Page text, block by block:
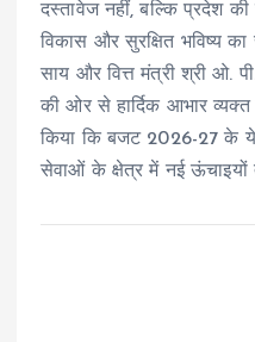
दस्तावेज नहीं, बल्कि प्रदेश
विकास और सुरक्षित भविष्य
साय और वित्त मंत्री श्री ओ.
की ओर से हार्दिक आभार व्यक्त
किया कि बजट 2026-27 के ये
सेवाओं के क्षेत्र में नई ऊंचाइयों